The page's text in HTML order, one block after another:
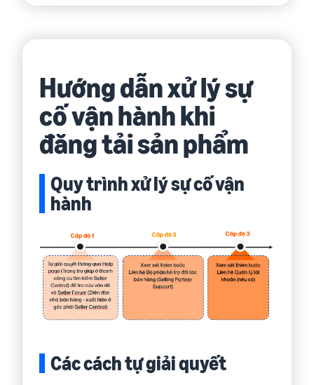
Hướng dẫn xử lý sự
cố vận hành khi
đăng tải sản phẩm
Quy trình xử lý sự cố vận
hành
Các cách tự giải quyết